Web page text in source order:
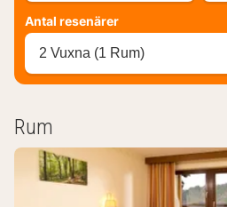
Antal resenärer
2 Vuxna (1 Rum)
Rum